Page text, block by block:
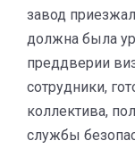
завод
должна была
преддверии
сотрудники,
коллектива,
службы